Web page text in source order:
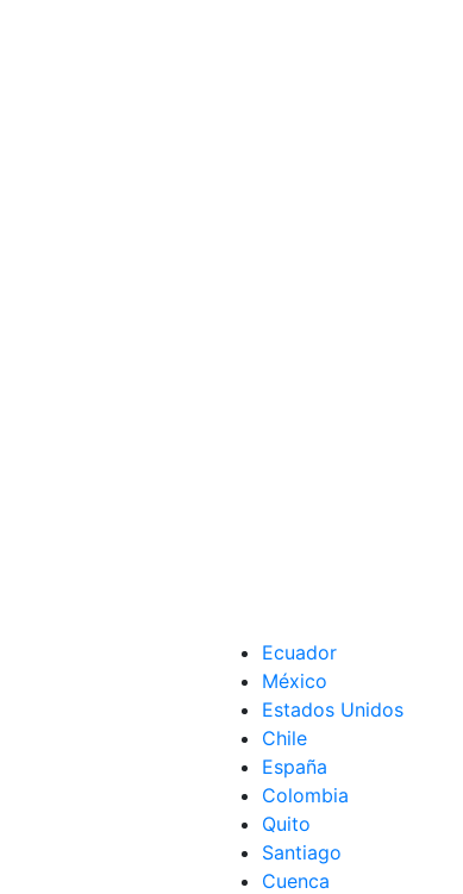
Ecuador
México
Estados Unidos
Chile
España
Colombia
Quito
Santiago
Cuenca